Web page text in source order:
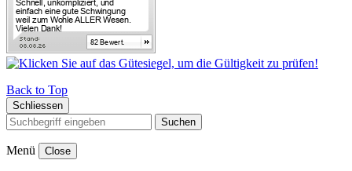
Back to Top
Schliessen
Suchen
Menü Close